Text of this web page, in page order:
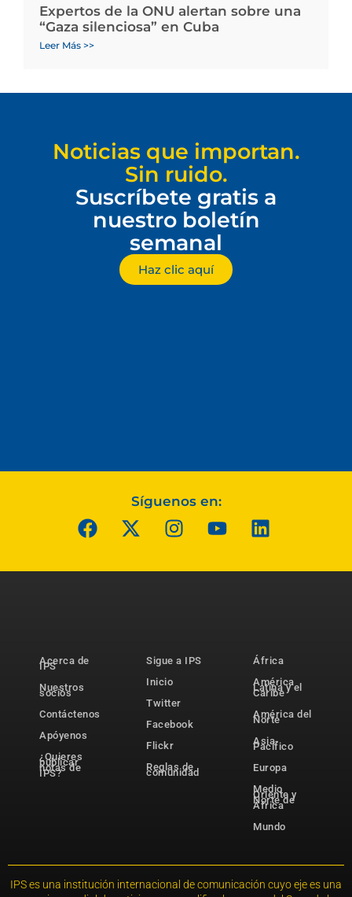
Expertos de la ONU alertan sobre una
“Gaza silenciosa” en Cuba
Leer Más >>
Noticias que importan.
Sin ruido.
Suscríbete gratis a
nuestro boletín
semanal
Haz clic aquí
Síguenos en:
Acerca de
IPS
Nuestros
socios
Contáctenos
Apóyenos
¿Quieres
publicar
notas de
IPS?
Sigue a IPS
Inicio
Twitter
Facebook
Flickr
Reglas de
comunidad
África
América
Latina y el
Caribe
América del
Norte
Asia-
Pacífico
Europa
Medio
Oriente y
Norte de
África
Mundo
IPS es una institución internacional de comunicación cuyo eje es una